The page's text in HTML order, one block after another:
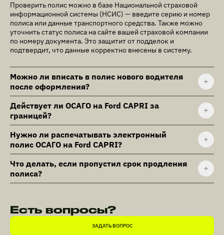
Проверить полис можно в базе Национальной страховой
информационной системы (НСИС) — введите серию и номер
полиса или данные транспортного средства. Также можно
уточнить статус полиса на сайте вашей страховой компании
по номеру документа. Это защитит от подделок и
подтвердит, что данные корректно внесены в систему.
Можно ли вписать в полис нового водителя
после оформления?
Действует ли ОСАГО на Ford CAPRI за
границей?
Нужно ли распечатывать электронный
полис ОСАГО на Ford CAPRI?
Что делать, если пропустил срок продления
полиса?
Есть вопросы?
ЗАДАТЬ ВОПРОС